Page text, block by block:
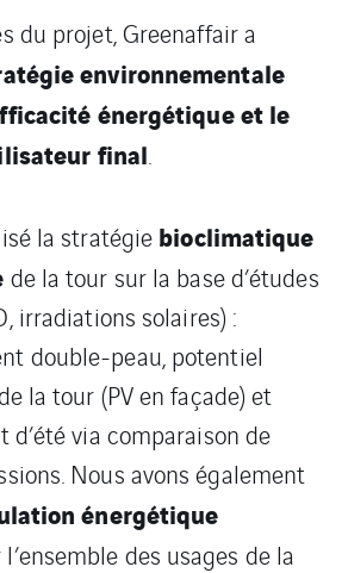
du projet, Greenaffair a
environnementale
énergétique et le
final.
la stratégie bioclimatique
de la tour sur la base d’études
irradiations solaires) :
double-peau, potentiel
la tour (PV en façade) et
via comparaison de
Nous avons également
énergétique
des usages de la